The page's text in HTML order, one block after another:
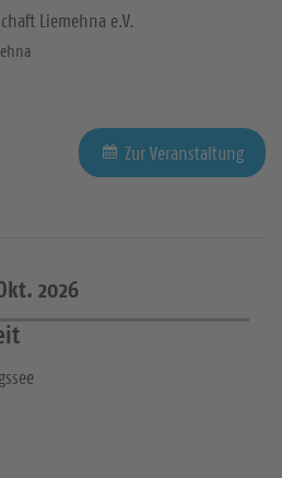
Liemehna e.V.
Zur Veranstaltung
2026